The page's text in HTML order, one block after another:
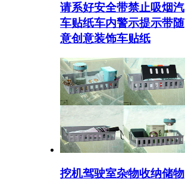
请系好安全带禁止吸烟汽
车贴纸车内警示提示带随
意创意装饰车贴纸
挖机驾驶室杂物收纳储物